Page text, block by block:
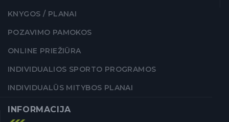
KNYGOS / PLANAI
POZAVIMO PAMOKOS
ONLINE PRIEŽIŪRA
INDIVIDUALIOS SPORTO PROGRAMOS
INDIVIDUALŪS MITYBOS PLANAI
INFORMACIJA